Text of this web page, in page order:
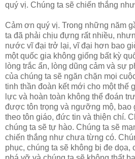
quý vị. Chúng ta sẽ chiến thắng
Cảm ơn quý vị. Trong những năm
ta đã phải chịu đựng rất nhiều,
nước vĩ đại trở lại, vĩ đại hơn bao
một quốc gia không giống bất kỳ
lòng trắc ẩn, lòng dũng cảm và sự
của chúng ta sẽ ngăn chặn mọi
tinh thần đoàn kết mới cho một thế
lực và hoàn toàn không thể đoán
được tôn trọng và ngưỡng mộ,
theo tôn giáo, đức tin và thiện chí.
chúng ta sẽ tự hào. Chúng ta sẽ
chiến thắng như chưa từng có.
phục, chúng ta sẽ không bị đe dọa,